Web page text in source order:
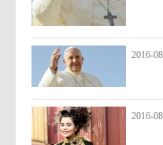
2016-
2016-